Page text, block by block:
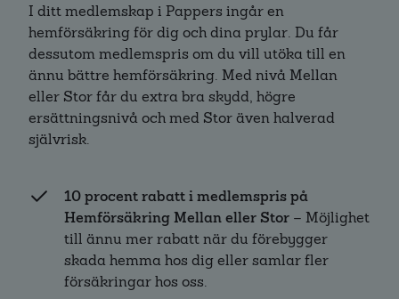
I ditt medlemskap i Pappers ingår en
hemförsäkring för dig och dina prylar. Du får
dessutom medlemspris om du vill utöka till en
ännu bättre hemförsäkring. Med nivå Mellan
eller Stor får du extra bra skydd, högre
ersättningsnivå och med Stor även halverad
självrisk.
10 procent rabatt i medlemspris på
Hemförsäkring Mellan eller Stor – Möjlighet
till ännu mer rabatt när du förebygger
skada hemma hos dig eller samlar fler
försäkringar hos oss.